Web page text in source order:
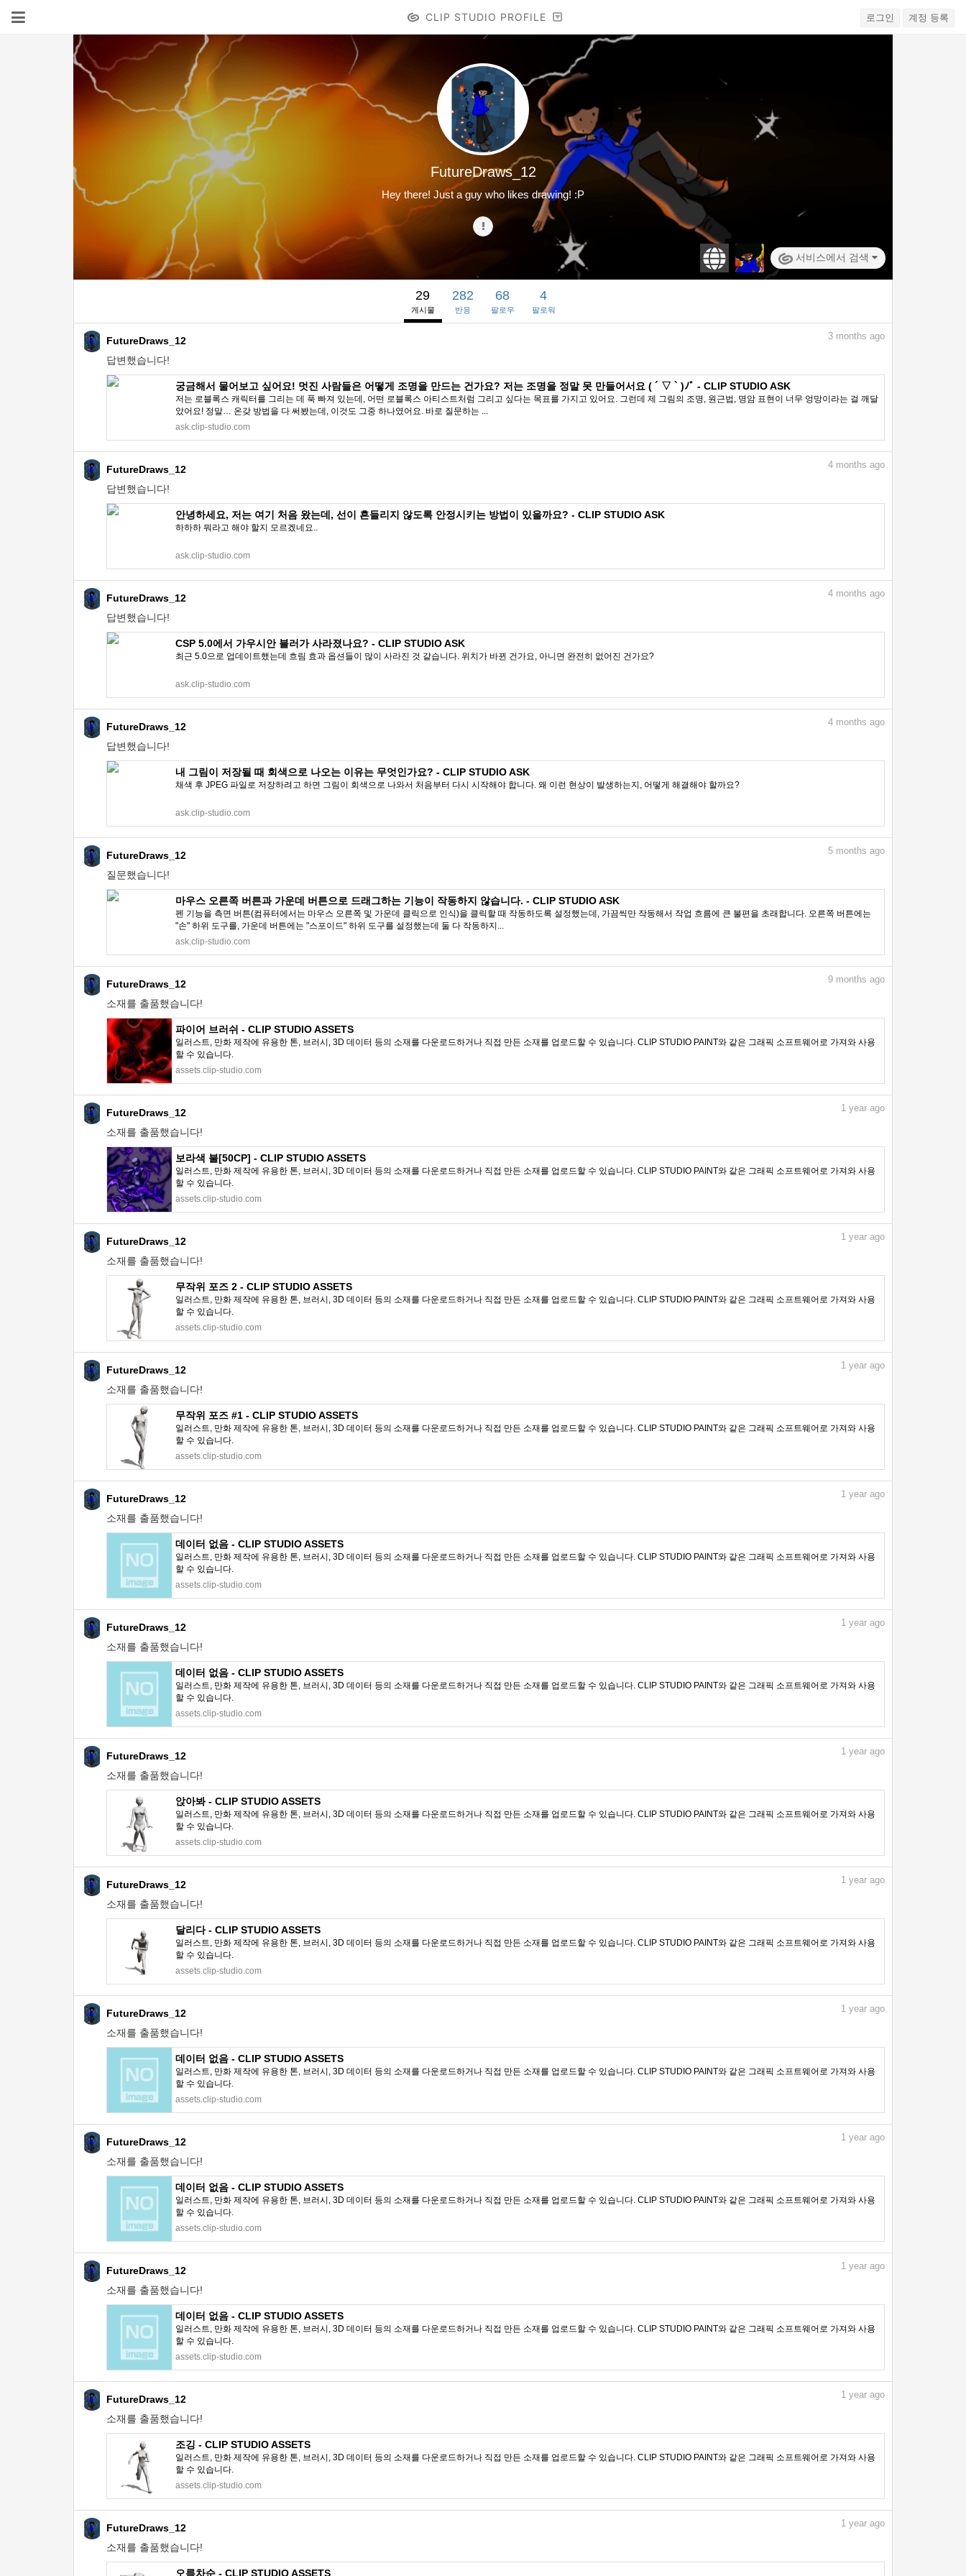
CLIP STUDIO PROFILE 로그인 계정 등록
FutureDraws_12
Hey there! Just a guy who likes drawing! :P
서비스에서 검색
29
게시물
282
반응
68
팔로우
4
팔로워
FutureDraws_12
답변했습니다!
3 months ago
궁금해서 물어보고 싶어요! 멋진 사람들은 어떻게 조명을 만드는 건가요? 저는 조명을 정말 못 만들어서요 ( ´ ▽ ` )ﾉﾞ - CLIP STUDIO ASK
저는 로블록스 캐릭터를 그리는 데 푹 빠져 있는데, 어떤 로블록스 아티스트처럼 그리고 싶다는 목표를 가지고 있어요. 그런데 제 그림의 조명, 원근법, 명암 표현이 너무 엉망이라는 걸 깨달
았어요! 정말… 온갖 방법을 다 써봤는데, 이것도 그중 하나였어요. 바로 질문하는 ...
ask.clip-studio.com
FutureDraws_12
답변했습니다!
4 months ago
안녕하세요, 저는 여기 처음 왔는데, 선이 흔들리지 않도록 안정시키는 방법이 있을까요? - CLIP STUDIO ASK
하하하 뭐라고 해야 할지 모르겠네요..
ask.clip-studio.com
FutureDraws_12
답변했습니다!
4 months ago
CSP 5.0에서 가우시안 블러가 사라졌나요? - CLIP STUDIO ASK
최근 5.0으로 업데이트했는데 흐림 효과 옵션들이 많이 사라진 것 같습니다. 위치가 바뀐 건가요, 아니면 완전히 없어진 건가요?
ask.clip-studio.com
FutureDraws_12
답변했습니다!
4 months ago
내 그림이 저장될 때 회색으로 나오는 이유는 무엇인가요? - CLIP STUDIO ASK
채색 후 JPEG 파일로 저장하려고 하면 그림이 회색으로 나와서 처음부터 다시 시작해야 합니다. 왜 이런 현상이 발생하는지, 어떻게 해결해야 할까요?
ask.clip-studio.com
FutureDraws_12
질문했습니다!
5 months ago
마우스 오른쪽 버튼과 가운데 버튼으로 드래그하는 기능이 작동하지 않습니다. - CLIP STUDIO ASK
펜 기능을 측면 버튼(컴퓨터에서는 마우스 오른쪽 및 가운데 클릭으로 인식)을 클릭할 때 작동하도록 설정했는데, 가끔씩만 작동해서 작업 흐름에 큰 불편을 초래합니다. 오른쪽 버튼에는
"손" 하위 도구를, 가운데 버튼에는 "스포이드" 하위 도구를 설정했는데 둘 다 작동하지...
ask.clip-studio.com
FutureDraws_12
소재를 출품했습니다!
9 months ago
파이어 브러쉬 - CLIP STUDIO ASSETS
일러스트, 만화 제작에 유용한 톤, 브러시, 3D 데이터 등의 소재를 다운로드하거나 직접 만든 소재를 업로드할 수 있습니다. CLIP STUDIO PAINT와 같은 그래픽 소프트웨어로 가져와 사용
할 수 있습니다.
assets.clip-studio.com
FutureDraws_12
소재를 출품했습니다!
1 year ago
보라색 불[50CP] - CLIP STUDIO ASSETS
일러스트, 만화 제작에 유용한 톤, 브러시, 3D 데이터 등의 소재를 다운로드하거나 직접 만든 소재를 업로드할 수 있습니다. CLIP STUDIO PAINT와 같은 그래픽 소프트웨어로 가져와 사용
할 수 있습니다.
assets.clip-studio.com
FutureDraws_12
소재를 출품했습니다!
1 year ago
무작위 포즈 2 - CLIP STUDIO ASSETS
일러스트, 만화 제작에 유용한 톤, 브러시, 3D 데이터 등의 소재를 다운로드하거나 직접 만든 소재를 업로드할 수 있습니다. CLIP STUDIO PAINT와 같은 그래픽 소프트웨어로 가져와 사용
할 수 있습니다.
assets.clip-studio.com
FutureDraws_12
소재를 출품했습니다!
1 year ago
무작위 포즈 #1 - CLIP STUDIO ASSETS
일러스트, 만화 제작에 유용한 톤, 브러시, 3D 데이터 등의 소재를 다운로드하거나 직접 만든 소재를 업로드할 수 있습니다. CLIP STUDIO PAINT와 같은 그래픽 소프트웨어로 가져와 사용
할 수 있습니다.
assets.clip-studio.com
FutureDraws_12
소재를 출품했습니다!
1 year ago
데이터 없음 - CLIP STUDIO ASSETS
일러스트, 만화 제작에 유용한 톤, 브러시, 3D 데이터 등의 소재를 다운로드하거나 직접 만든 소재를 업로드할 수 있습니다. CLIP STUDIO PAINT와 같은 그래픽 소프트웨어로 가져와 사용
할 수 있습니다.
assets.clip-studio.com
FutureDraws_12
소재를 출품했습니다!
1 year ago
데이터 없음 - CLIP STUDIO ASSETS
일러스트, 만화 제작에 유용한 톤, 브러시, 3D 데이터 등의 소재를 다운로드하거나 직접 만든 소재를 업로드할 수 있습니다. CLIP STUDIO PAINT와 같은 그래픽 소프트웨어로 가져와 사용
할 수 있습니다.
assets.clip-studio.com
FutureDraws_12
소재를 출품했습니다!
1 year ago
앉아봐 - CLIP STUDIO ASSETS
일러스트, 만화 제작에 유용한 톤, 브러시, 3D 데이터 등의 소재를 다운로드하거나 직접 만든 소재를 업로드할 수 있습니다. CLIP STUDIO PAINT와 같은 그래픽 소프트웨어로 가져와 사용
할 수 있습니다.
assets.clip-studio.com
FutureDraws_12
소재를 출품했습니다!
1 year ago
달리다 - CLIP STUDIO ASSETS
일러스트, 만화 제작에 유용한 톤, 브러시, 3D 데이터 등의 소재를 다운로드하거나 직접 만든 소재를 업로드할 수 있습니다. CLIP STUDIO PAINT와 같은 그래픽 소프트웨어로 가져와 사용
할 수 있습니다.
assets.clip-studio.com
FutureDraws_12
소재를 출품했습니다!
1 year ago
데이터 없음 - CLIP STUDIO ASSETS
일러스트, 만화 제작에 유용한 톤, 브러시, 3D 데이터 등의 소재를 다운로드하거나 직접 만든 소재를 업로드할 수 있습니다. CLIP STUDIO PAINT와 같은 그래픽 소프트웨어로 가져와 사용
할 수 있습니다.
assets.clip-studio.com
FutureDraws_12
소재를 출품했습니다!
1 year ago
데이터 없음 - CLIP STUDIO ASSETS
일러스트, 만화 제작에 유용한 톤, 브러시, 3D 데이터 등의 소재를 다운로드하거나 직접 만든 소재를 업로드할 수 있습니다. CLIP STUDIO PAINT와 같은 그래픽 소프트웨어로 가져와 사용
할 수 있습니다.
assets.clip-studio.com
FutureDraws_12
소재를 출품했습니다!
1 year ago
데이터 없음 - CLIP STUDIO ASSETS
일러스트, 만화 제작에 유용한 톤, 브러시, 3D 데이터 등의 소재를 다운로드하거나 직접 만든 소재를 업로드할 수 있습니다. CLIP STUDIO PAINT와 같은 그래픽 소프트웨어로 가져와 사용
할 수 있습니다.
assets.clip-studio.com
FutureDraws_12
소재를 출품했습니다!
1 year ago
조깅 - CLIP STUDIO ASSETS
일러스트, 만화 제작에 유용한 톤, 브러시, 3D 데이터 등의 소재를 다운로드하거나 직접 만든 소재를 업로드할 수 있습니다. CLIP STUDIO PAINT와 같은 그래픽 소프트웨어로 가져와 사용
할 수 있습니다.
assets.clip-studio.com
FutureDraws_12
소재를 출품했습니다!
1 year ago
오름차순 - CLIP STUDIO ASSETS